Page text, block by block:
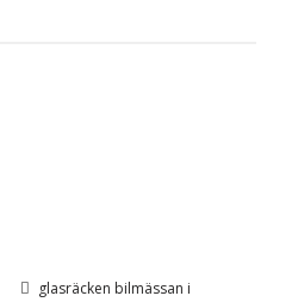
glasräcken bilmässan i